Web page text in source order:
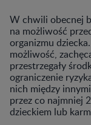
W chwili obecnej
na możliwość
organizmu
możliwość,
przestrzegały
ograniczenie
nich między
przez co najmniej
dzieckiem lub